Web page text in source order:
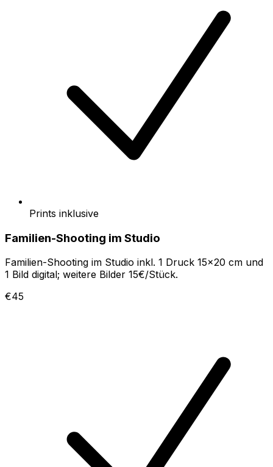
Prints inklusive
Familien-Shooting im Studio
Familien-Shooting im Studio inkl. 1 Druck 15x20 cm und
1 Bild digital; weitere Bilder 15€/Stück.
€45